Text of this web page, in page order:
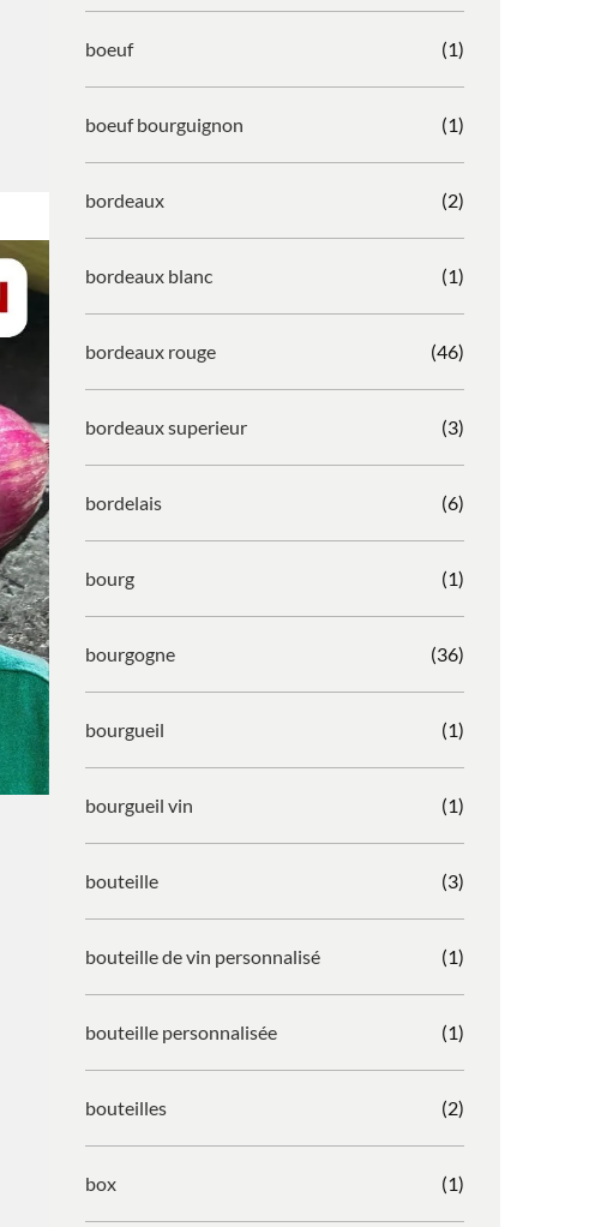
boeuf (1)
boeuf bourguignon (1)
bordeaux (2)
bordeaux blanc (1)
bordeaux rouge (46)
bordeaux superieur (3)
bordelais (6)
bourg (1)
bourgogne (36)
bourgueil (1)
bourgueil vin (1)
bouteille (3)
bouteille de vin personnalisé (1)
bouteille personnalisée (1)
bouteilles (2)
box (1)